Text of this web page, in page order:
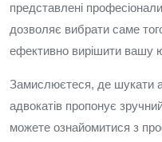
представлені
дозволяє вибрати саме
ефективно вирішити вашу
Замислюєтеся, де шукати
адвокатів пропонує
можете ознайомитися з